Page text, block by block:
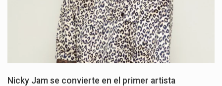
Nicky Jam se convierte en el primer artista